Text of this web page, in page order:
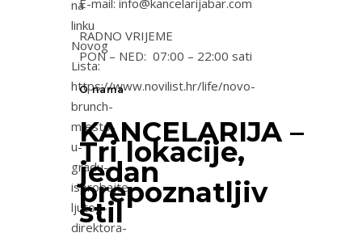
na
linku
Novog
Lista:
https://www.novilist.hr/life/novo-
brunch-
mjesto-
u-
gradu-
isprobajte-
ljutog-
direktora-
RADNO VRIJEME
PON – NED: 07:00 – 22:00 sati
O nama
KANCELARIJA –
Tri lokacije,
jedan
prepoznatljiv
stil